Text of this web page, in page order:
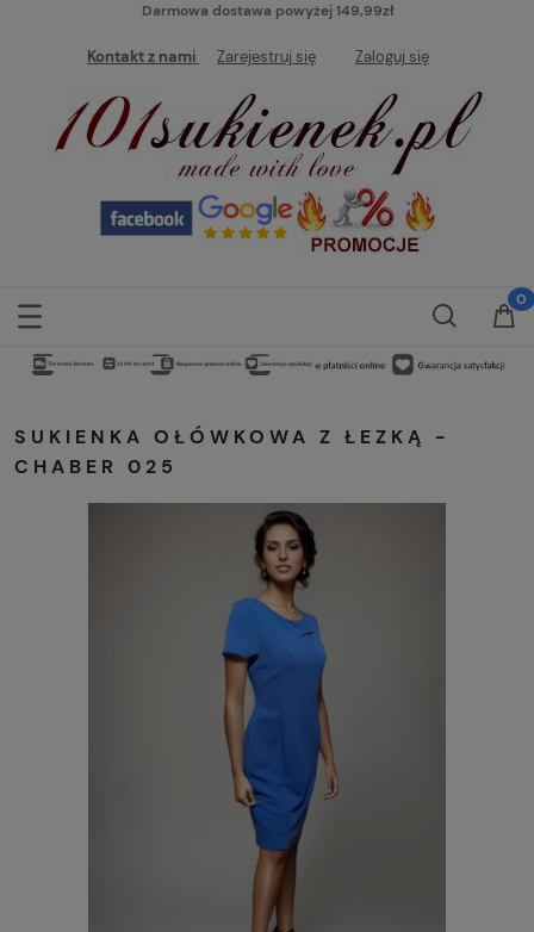
Darmowa dostawa powyżej 149,99zł
Kontakt z nami Zarejestruj się Zaloguj się
SUKIENKA OŁÓWKOWA Z ŁEZKĄ -
CHABER 025